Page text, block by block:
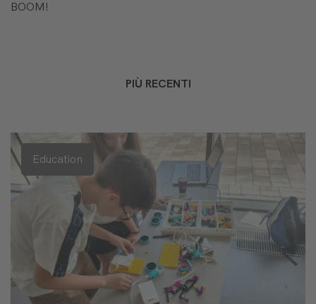
BOOM!
PIÙ RECENTI
Education